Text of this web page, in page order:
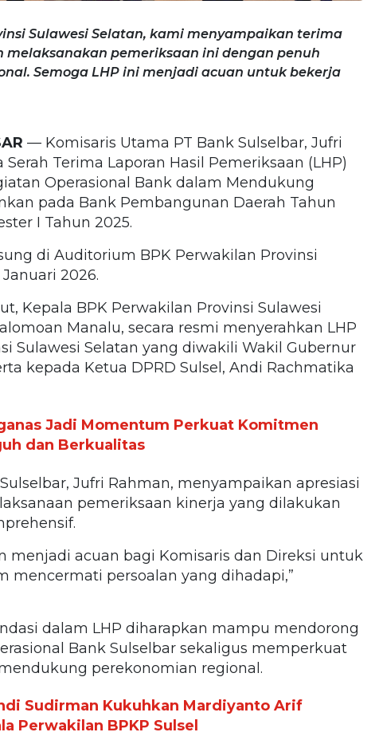
Sulawesi Selatan, kami menyampaikan terima
melaksanakan pemeriksaan ini dengan penuh
Semoga LHP ini menjadi acuan untuk bekerja
— Komisaris Utama PT Bank Sulselbar, Jufri
Terima Laporan Hasil Pemeriksaan (LHP)
Operasional Bank dalam Mendukung
pada Bank Pembangunan Daerah Tahun
I Tahun 2025.
di Auditorium BPK Perwakilan Provinsi
2026.
Kepala BPK Perwakilan Provinsi Sulawesi
Manalu, secara resmi menyerahkan LHP
Sulawesi Selatan yang diwakili Wakil Gubernur
kepada Ketua DPRD Sulsel, Andi Rachmatika
Jadi Momentum Perkuat Komitmen
dan Berkualitas
Jufri Rahman, menyampaikan apresiasi
pemeriksaan kinerja yang dilakukan
menjadi acuan bagi Komisaris dan Direksi untuk
mencermati persoalan yang dihadapi,”
dalam LHP diharapkan mampu mendorong
Bank Sulselbar sekaligus memperkuat
perekonomian regional.
Sudirman Kukuhkan Mardiyanto Arif
Perwakilan BPKP Sulsel